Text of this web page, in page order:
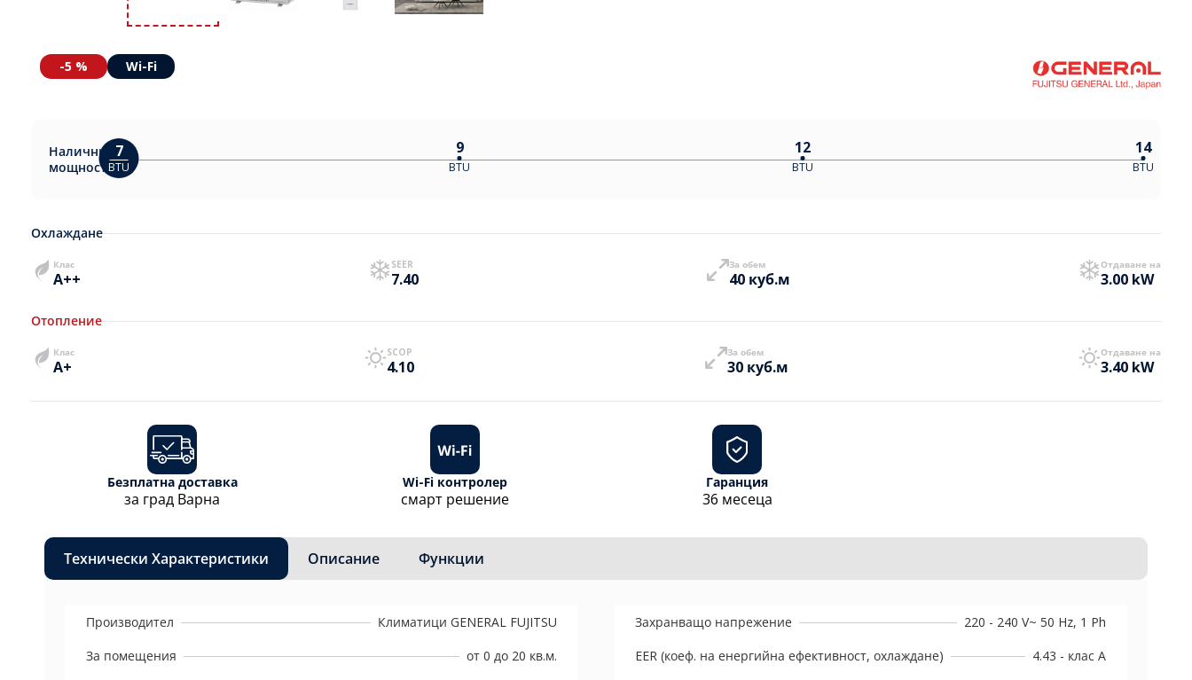
-5 % Wi-Fi
Налични
мощности:
7
BTU
9
BTU
12
BTU
14
BTU
Охлаждане
Клас
A++
SEER
7.40
За обем
40 куб.м
Отдаване на
3.00 kW
Отопление
Клас
A+
SCOP
4.10
За обем
30 куб.м
Отдаване на
3.40 kW
Безплатна доставка
за град Варна
Wi-Fi контролер
смарт решение
Гаранция
36 месеца
Технически Характеристики Описание Функции
Производител
Климатици GENERAL FUJITSU
За помещения
от 0 до 20 кв.м.
Захранващо напрежение
220 - 240 V~ 50 Hz, 1 Ph
EER (коеф. на енергийна ефективност, охлаждане)
4.43 - клас А